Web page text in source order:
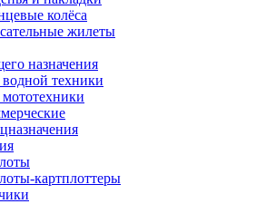
колёса
жилеты
назначения
техники
картплоттеры